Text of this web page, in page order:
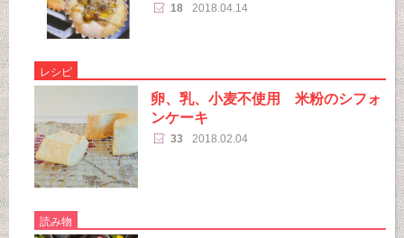
18 2018.04.14
レシピ
卵、乳、小麦不使用 米粉のシフォ
ンケーキ
33 2018.02.04
読み物